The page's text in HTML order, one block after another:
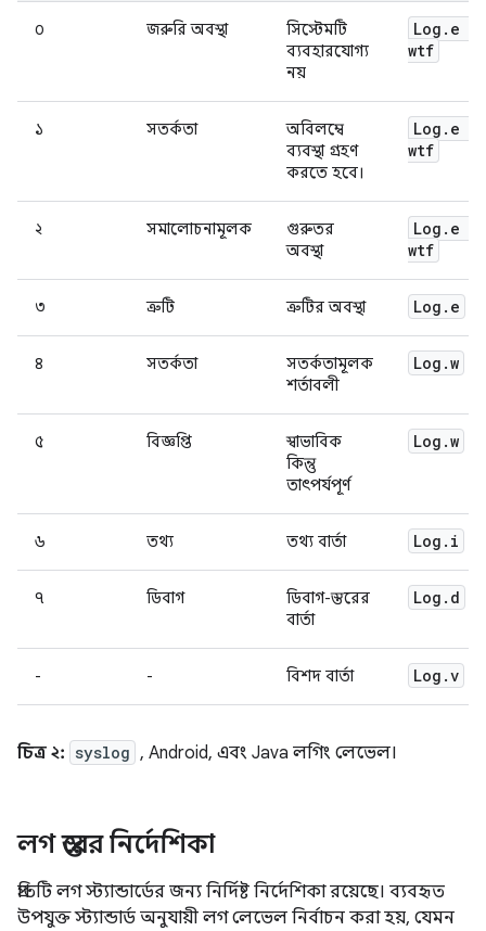
০ জরুরি অবস্থা
সিস্টেমটি
ব্যবহারযোগ্য
নয়
Log . e
wtf
১ সতর্কতা
অবিলম্বে
ব্যবস্থা গ্রহণ
করতে হবে।
Log . e
wtf
২ সমালোচনামূলক
গুরুতর
অবস্থা
Log . e
wtf
৩ ত্রুটি ত্রুটির অবস্থা Log . e
৪ সতর্কতা
সতর্কতামূলক
শর্তাবলী
Log .w
৫ বিজ্ঞপ্তি
স্বাভাবিক
কিন্তু
তাৎপর্যপূর্ণ
Log .w
৬ তথ্য তথ্য বার্তা Log . i
৭ ডিবাগ
ডিবাগ-স্তরের
বার্তা
Log . d
- - বিশদ বার্তা Log .v
চিত্র ২: syslog , Android, এবং Java লগিং লেভেল।
লগ স্তরের নির্দেশিকা
প্রতিটি লগ স্ট্যান্ডার্ডের জন্য নির্দিষ্ট নির্দেশিকা রয়েছে। ব্যবহৃত
উপযুক্ত স্ট্যান্ডার্ড অনুযায়ী লগ লেভেল নির্বাচন করা হয়, যেমন